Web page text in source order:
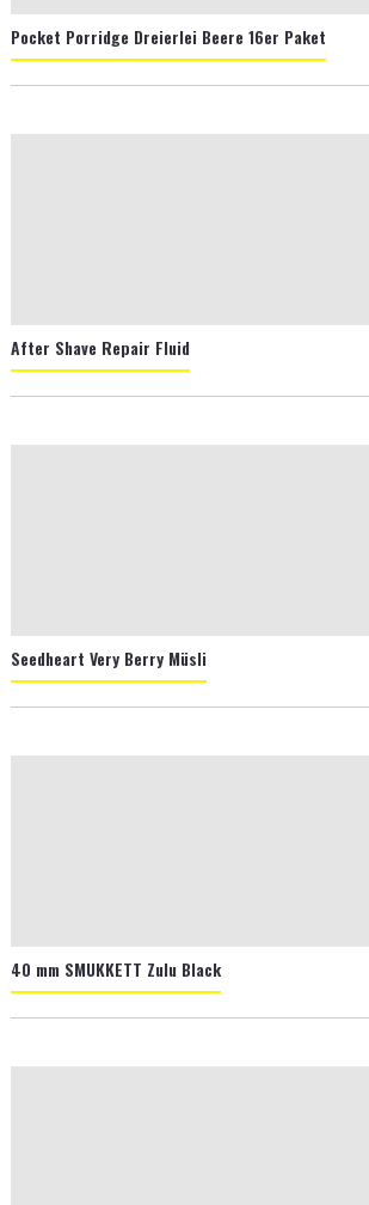
Pocket Porridge Dreierlei Beere 16er Paket
After Shave Repair Fluid
Seedheart Very Berry Müsli
40 mm SMUKKETT Zulu Black